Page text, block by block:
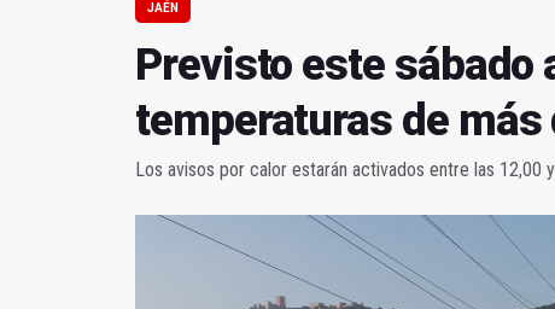
JAÉN
Previsto este sábado
temperaturas de más
Los avisos por calor estarán activados entre las 12,00